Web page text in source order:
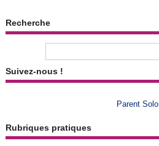
Recherche
Suivez-nous !
Parent Solo
Rubriques pratiques